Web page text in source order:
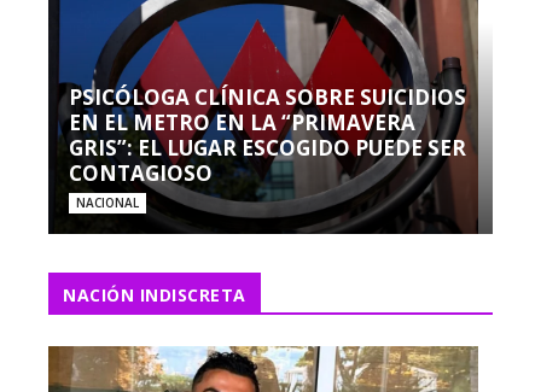
PSICÓLOGA CLÍNICA SOBRE SUICIDIOS
EN EL METRO EN LA “PRIMAVERA
GRIS”: EL LUGAR ESCOGIDO PUEDE SER
CONTAGIOSO
NACIONAL
NACIÓN INDISCRETA